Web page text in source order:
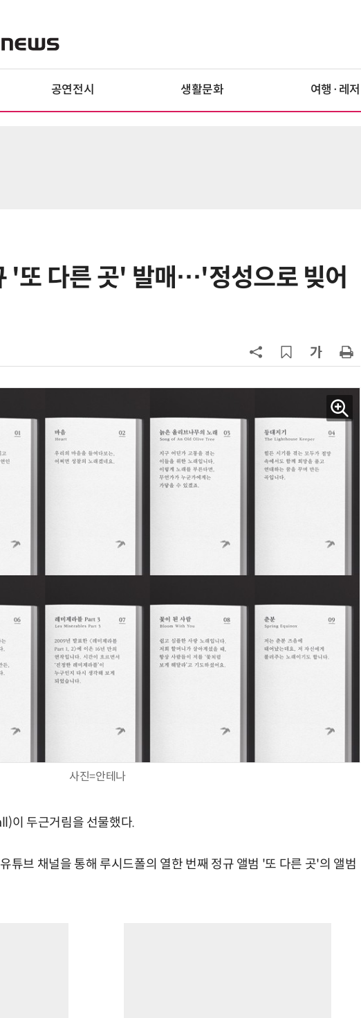
공연전시 생활문화 여행·레저
'또 다른 곳' 발매…'정성으로 빚어
사진=안테나
이 두근거림을 선물했다.
튜브 채널을 통해 루시드폴의 열한 번째 정규 앨범 '또 다른 곳'의 앨범
AI Native Enterprise를 지원하는 AI Ready Data 플랫폼 활용 전략 AI 시대의 옵저버빌리티: GPU·LLM 모니터링부터 AI 기반 장애 대응까지